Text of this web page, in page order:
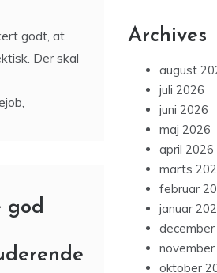
godt, at
Der skal
god
Archives
august
juli 2026
juni 2026
maj 2026
april 2026
marts
februar
januar
oktober